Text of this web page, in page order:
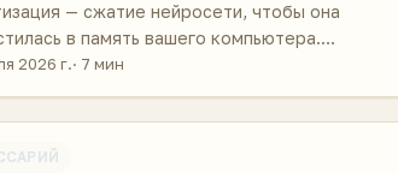
— сжатие нейросети, чтобы она
в память вашего компьютера.
обозначения, потери качества и как
2026 г. 7 мин